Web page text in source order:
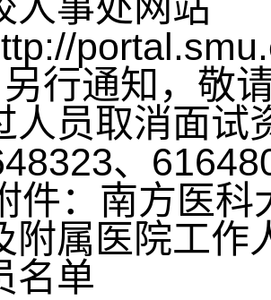
人事处网站
另行通知，敬
人员取消面试
、
件：南方医科
附属医院工作
名单